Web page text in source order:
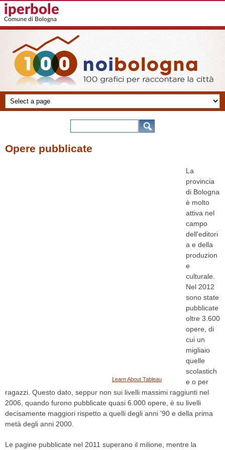
Salta al contenuto principale
iperbole
Comune di Bologna
100 grafici
-
noibologna
Form di ricercaCerca
Opere pubblicate
Learn About Tableau
La
provincia
di Bologna
è molto
attiva nel
campo
dell'editori
a e della
produzion
e
culturale.
Nel 2012
sono state
pubblicate
oltre 3.600
opere, di
cui un
migliaio
quelle
scolastich
e o per
ragazzi. Questo dato, seppur non sui livelli massimi raggiunti nel
2006, quando furono pubblicate quasi 6.000 opere, è su livelli
decisamente maggiori rispetto a quelli degli anni '90 e della prima
metà degli anni 2000.
Le pagine pubblicate nel 2011 superano il milione, mentre la